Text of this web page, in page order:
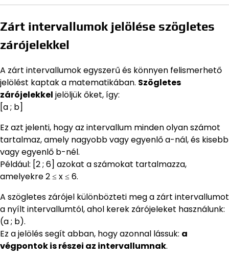
Zárt intervallumok jelölése szögletes
zárójelekkel
A zárt intervallumok egyszerű és könnyen felismerhető
jelölést kaptak a matematikában. Szögletes
zárójelekkel jelöljük őket, így:
[a ; b]
Ez azt jelenti, hogy az intervallum minden olyan számot
tartalmaz, amely nagyobb vagy egyenlő a-nál, és kisebb
vagy egyenlő b-nél.
Például: [2 ; 6] azokat a számokat tartalmazza,
amelyekre 2 ≤ x ≤ 6.
A szögletes zárójel különbözteti meg a zárt intervallumot
a nyílt intervallumtól, ahol kerek zárójeleket használunk:
(a ; b).
Ez a jelölés segít abban, hogy azonnal lássuk: a
végpontok is részei az intervallumnak.